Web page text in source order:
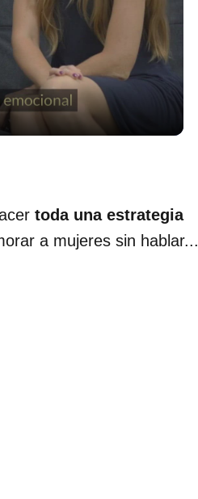
toda una estrategia
a mujeres sin hablar...